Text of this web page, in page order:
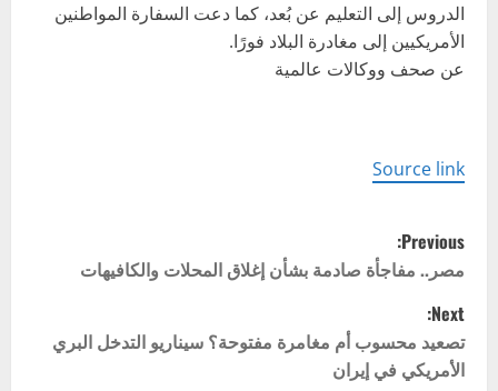
الدروس إلى التعليم عن بُعد، كما دعت السفارة المواطنين
الأمريكيين إلى مغادرة البلاد فورًا.
عن صحف ووكالات عالمية
Source link
P
o
s
t
Previous:
مصر.. مفاجأة صادمة بشأن إغلاق المحلات والكافيهات
Next:
تصعيد محسوب أم مغامرة مفتوحة؟ سيناريو التدخل البري
الأمريكي في إيران